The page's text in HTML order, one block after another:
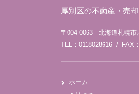
厚別区の不動産・売
〒004-0063 北海道札幌市
TEL：0118028616 / FAX
ホーム